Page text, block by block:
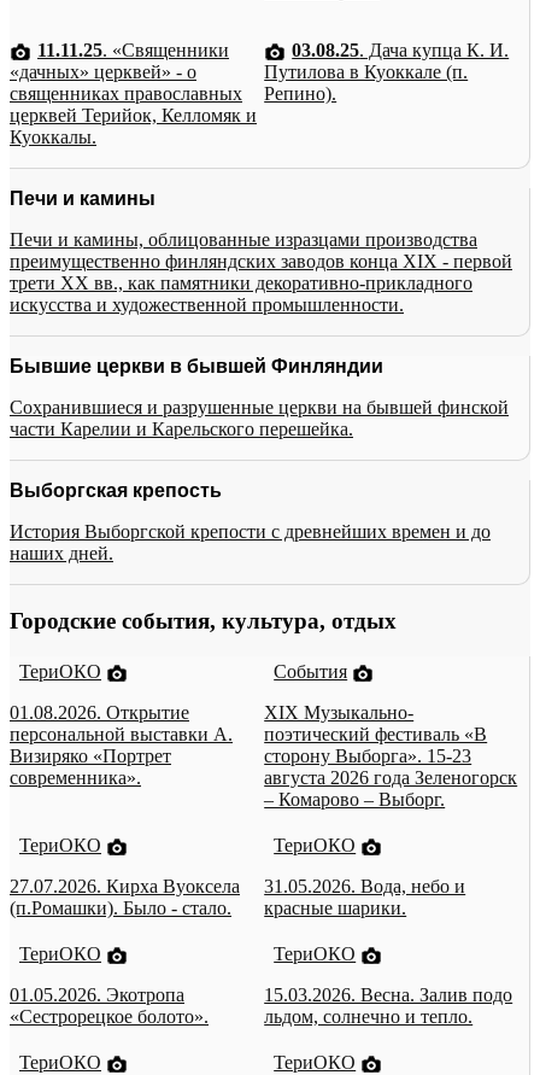
11.11.25. «Священники
«дачных» церквей» - о
священниках православных
церквей Терийок, Келломяк и
Куоккалы.
03.08.25. Дача купца К. И.
Путилова в Куоккале (п.
Репино).
Печи и камины
Печи и камины, облицованные изразцами производства
преимущественно финляндских заводов конца XIX - первой
трети XX вв., как памятники декоративно-прикладного
искусства и художественной промышленности.
Бывшие церкви в бывшей Финляндии
Сохранившиеся и разрушенные церкви на бывшей финской
части Карелии и Карельского перешейка.
Выборгская крепость
История Выборгской крепости с древнейших времен и до
наших дней.
Городские события, культура, отдых
ТериОКО
01.08.2026. Открытие
персональной выставки А.
Визиряко «Портрет
современника».
События
XIX Музыкально-
поэтический фестиваль «В
сторону Выборга». 15-23
августа 2026 года Зеленогорск
– Комарово – Выборг.
ТериОКО
27.07.2026. Кирха Вуоксела
(п.Ромашки). Было - стало.
ТериОКО
31.05.2026. Вода, небо и
красные шарики.
ТериОКО
01.05.2026. Экотропа
«Сестрорецкое болото».
ТериОКО
15.03.2026. Весна. Залив подо
льдом, солнечно и тепло.
ТериОКО
ТериОКО